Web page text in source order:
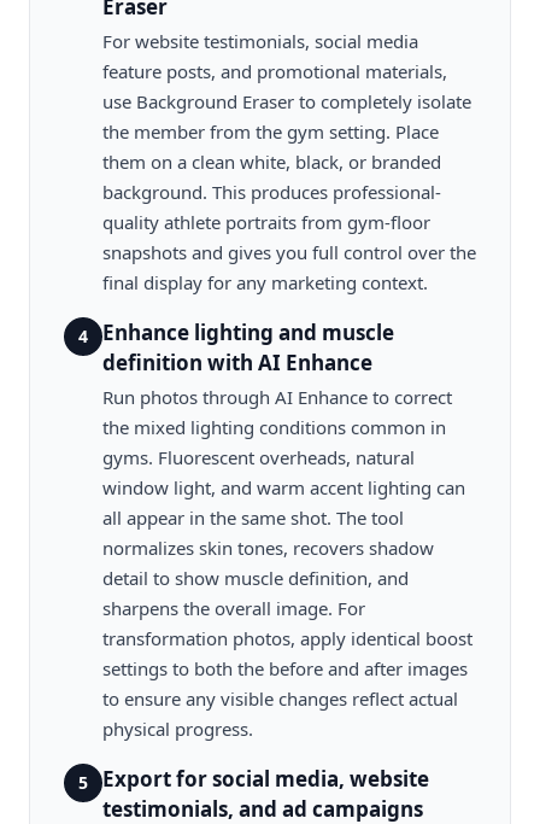
Eraser
For website testimonials, social media
feature posts, and promotional materials,
use Background Eraser to completely isolate
the member from the gym setting. Place
them on a clean white, black, or branded
background. This produces professional-
quality athlete portraits from gym-floor
snapshots and gives you full control over the
final display for any marketing context.
4
Enhance lighting and muscle
definition with AI Enhance
Run photos through AI Enhance to correct
the mixed lighting conditions common in
gyms. Fluorescent overheads, natural
window light, and warm accent lighting can
all appear in the same shot. The tool
normalizes skin tones, recovers shadow
detail to show muscle definition, and
sharpens the overall image. For
transformation photos, apply identical boost
settings to both the before and after images
to ensure any visible changes reflect actual
physical progress.
5
Export for social media, website
testimonials, and ad campaigns